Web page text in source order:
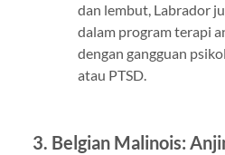
dan lembut, Labrador
dalam program terapi
dengan gangguan
atau PTSD.
3. Belgian Malinois: